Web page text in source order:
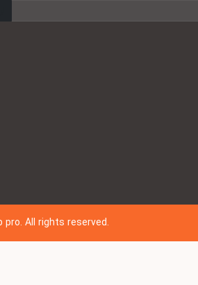
pro. All rights reserved.